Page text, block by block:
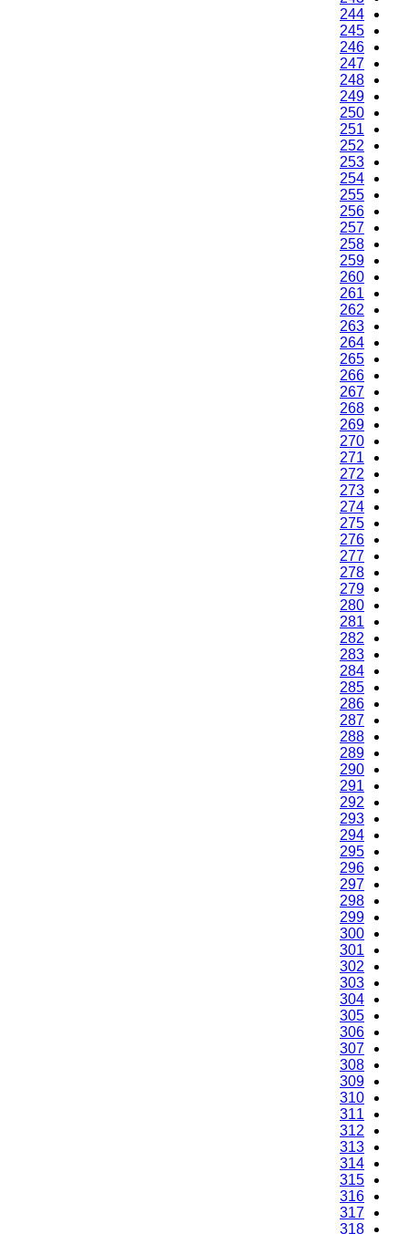
244
245
246
247
248
249
250
251
252
253
254
255
256
257
258
259
260
261
262
263
264
265
266
267
268
269
270
271
272
273
274
275
276
277
278
279
280
281
282
283
284
285
286
287
288
289
290
291
292
293
294
295
296
297
298
299
300
301
302
303
304
305
306
307
308
309
310
311
312
313
314
315
316
317
318